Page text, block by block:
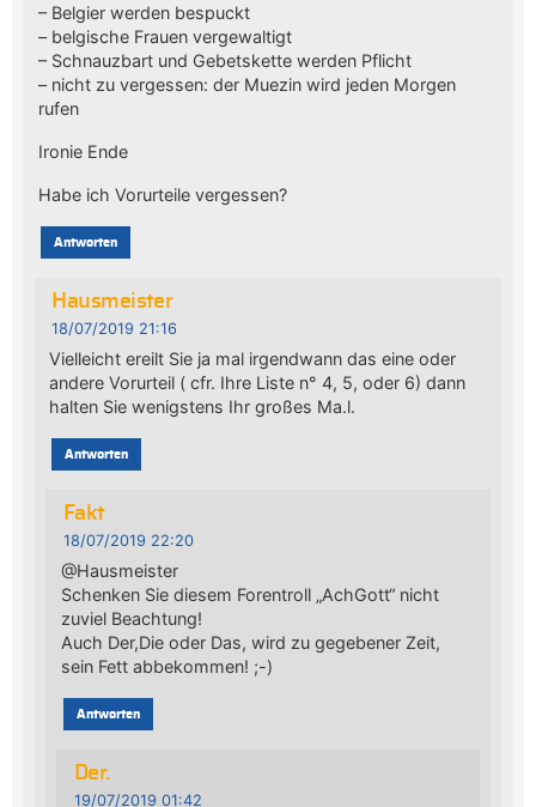
– Belgier werden bespuckt
– belgische Frauen vergewaltigt
– Schnauzbart und Gebetskette werden Pflicht
– nicht zu vergessen: der Muezin wird jeden Morgen
rufen
Ironie Ende
Habe ich Vorurteile vergessen?
Antworten
Hausmeister
18/07/2019 21:16
Vielleicht ereilt Sie ja mal irgendwann das eine oder
andere Vorurteil ( cfr. Ihre Liste n° 4, 5, oder 6) dann
halten Sie wenigstens Ihr großes Ma.l.
Antworten
Fakt
18/07/2019 22:20
@Hausmeister
Schenken Sie diesem Forentroll „AchGott“ nicht
zuviel Beachtung!
Auch Der,Die oder Das, wird zu gegebener Zeit,
sein Fett abbekommen! ;-)
Antworten
Der.
19/07/2019 01:42